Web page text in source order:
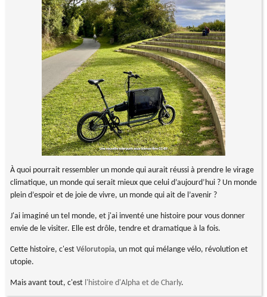
À quoi pourrait ressembler un monde qui aurait réussi à prendre le virage
climatique, un monde qui serait mieux que celui d’aujourd’hui ? Un monde
plein d’espoir et de joie de vivre, un monde qui ait de l’avenir ?
J'ai imaginé un tel monde, et j'ai inventé une histoire pour vous donner
envie de le visiter. Elle est drôle, tendre et dramatique à la fois.
Cette histoire, c'est Vélorutopia, un mot qui mélange vélo, révolution et
utopie.
Mais avant tout, c'est l'histoire d'Alpha et de Charly.